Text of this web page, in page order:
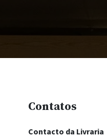
Contatos
Contacto da Livraria